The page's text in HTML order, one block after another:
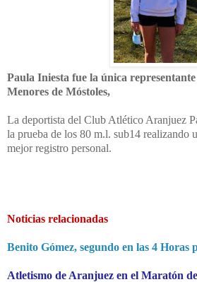
Paula Iniesta fue la única
Menores de Móstoles,
La deportista del Club Atlético Aranjuez
la prueba de los 80 m.l. sub14 realizando
mejor registro personal.
Noticias relacionadas
Benito Gómez, segundo en las 4 Horas
Atletismo de Aranjuez en el Maratón